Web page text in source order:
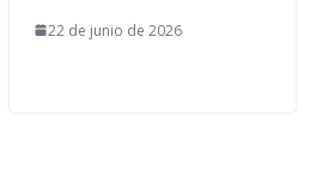
22 de junio de 2026